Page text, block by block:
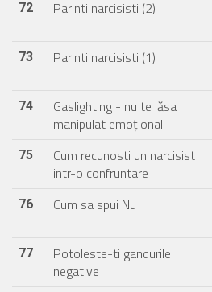
72 Parinti narcisisti (2)
73 Parinti narcisisti (1)
74
Gaslighting - nu te lăsa
manipulat emoțional
75
Cum recunosti un narcisist
intr-o confruntare
76 Cum sa spui Nu
77
Potoleste-ti gandurile
negative